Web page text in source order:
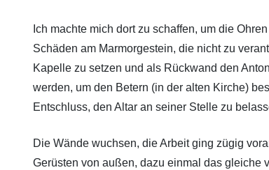
Ich machte mich dort zu schaffen, um die
Schäden am Marmorgestein, die nicht zu
Kapelle zu setzen und als Rückwand den
werden, um den Betern (in der alten Kirche)
Entschluss, den Altar an seiner Stelle zu
Die Wände wuchsen, die Arbeit ging zügig
Gerüsten von außen, dazu einmal das gleiche